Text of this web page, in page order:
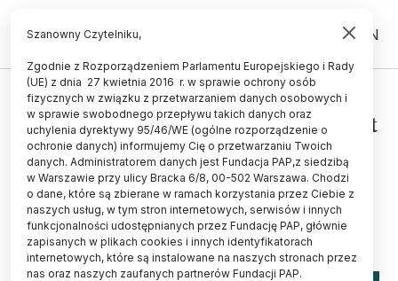
PL EN
ŻYCIE
"Polskie" żółwie sprzed 215 mln lat
mierzyły metr i były wodno-
lądowe
05.02.2020
aktualizacja: 06.02.2020
2 minuty czytania
Szanowny Czytelniku,
Zgodnie z Rozporządzeniem Parlamentu Europejskiego i Rady
(UE) z dnia 27 kwietnia 2016 r. w sprawie ochrony osób
fizycznych w związku z przetwarzaniem danych osobowych i
w sprawie swobodnego przepływu takich danych oraz
uchylenia dyrektywy 95/46/WE (ogólne rozporządzenie o
ochronie danych) informujemy Cię o przetwarzaniu Twoich
danych. Administratorem danych jest Fundacja PAP,z siedzibą
w Warszawie przy ulicy Bracka 6/8, 00-502 Warszawa. Chodzi
o dane, które są zbierane w ramach korzystania przez Ciebie z
naszych usług, w tym stron internetowych, serwisów i innych
funkcjonalności udostępnianych przez Fundację PAP, głównie
zapisanych w plikach cookies i innych identyfikatorach
internetowych, które są instalowane na naszych stronach przez
nas oraz naszych zaufanych partnerów Fundacji PAP.